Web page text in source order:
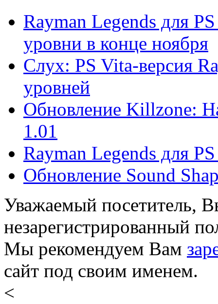
Rayman Legends для
уровни в конце ноября
Слух: PS Vita-версия
уровней
Обновление Killzone:
1.01
Rayman Legends для
Обновление Sound
Уважаемый посетитель,
незарегистрированный
Мы рекомендуем Вам
сайт под своим именем.
<